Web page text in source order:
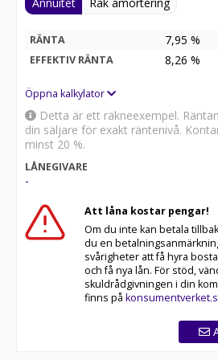
gräsklippare.
Klipphöjden kan anpassas mellan
dig möjligheten att klippa gräset
resterna förmultnar snabbare.
Slaghacken med 15 hk motor är
tuffare vegetation som tuvor, sly
framförallt för putsning av
livslängd på remmar
med en hastighet om 5-6 km/h
normalhögt. Vid högre gräs, höj
och kör två gånger.
Kontakta oss så hittar vi en
passar just dig. Vi tar inbyten och
på tex CF MOTO Goes Segway
Suzuki Honda Can Am. Vi byter
RÄNTA 7,95 %
EFFEKTIV RÄNTA 8,26 %
Öppna kalkylator
Detta är ett räkneexempel.
din säljare för exakt räntenivå.
minst 20 %.
LÅNEGIVARE
-
Att låna kostar pengar!
Om du inte kan betala
du en
svårigheter att få hyra
och få nya lån. För stöd,
skuldrådgivningen i din
finns på